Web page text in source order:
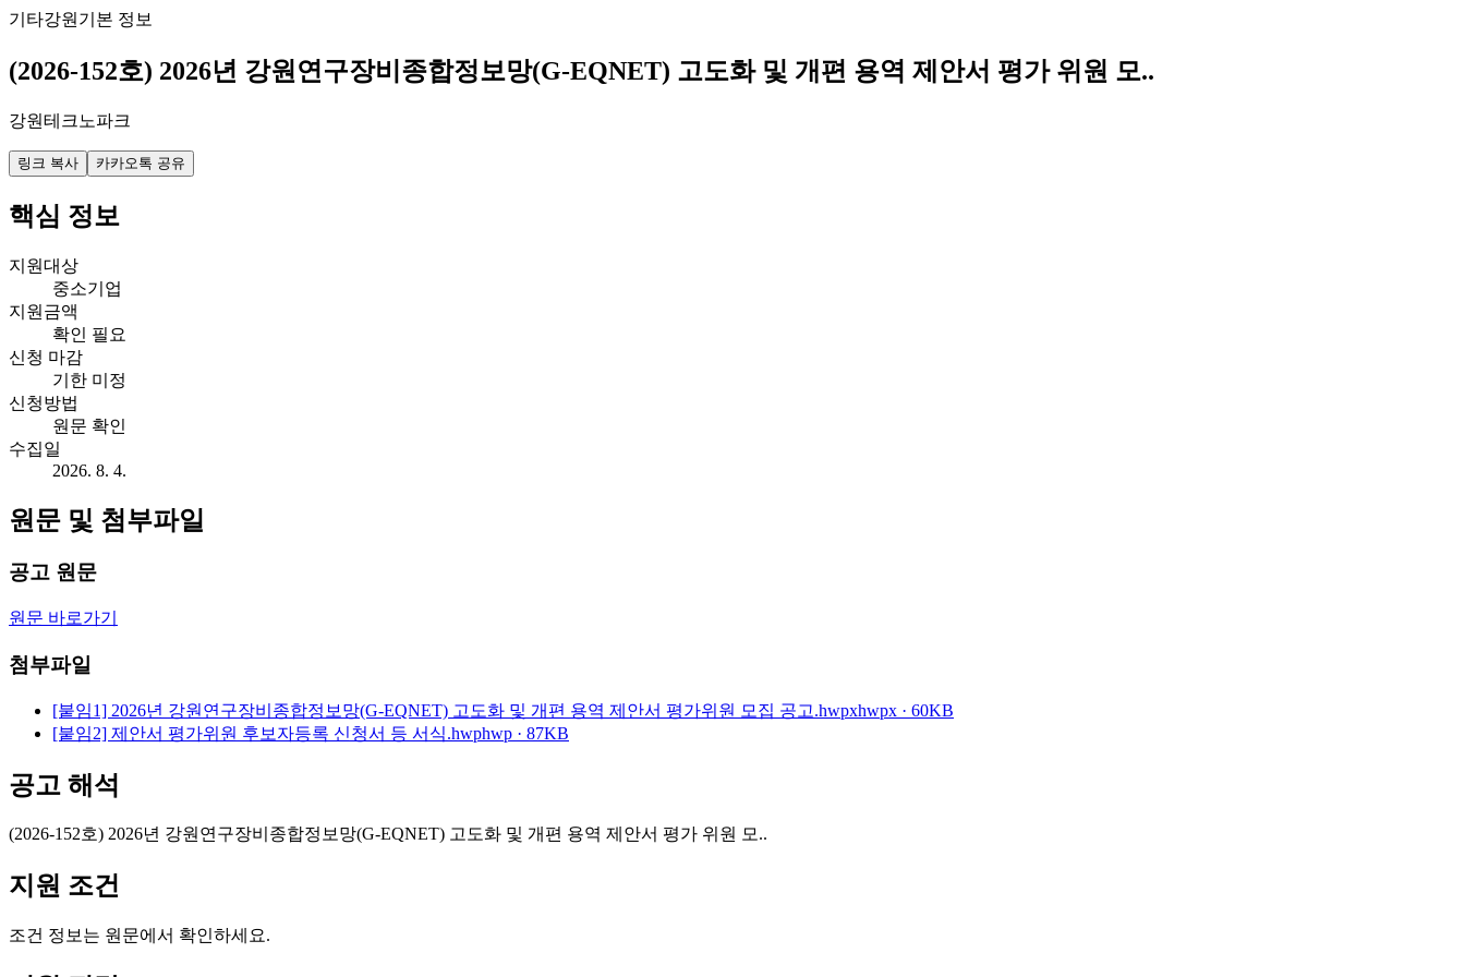
기타강원 기본 정보
(2026-152호) 2026년 강원연구장비종합정보망(G-EQNET) 고도화 및 개편 용역 제안서 평가 위원 모..
강원테크노파크
링크 복사 카카오톡 공유
핵심 정보
지원대상
중소기업
지원금액
확인 필요
신청 마감
기한 미정
신청방법
원문 확인
수집일
2026. 8. 4.
원문 및 첨부파일
공고 원문
원문 바로가기
첨부파일
[붙임1] 2026년 강원연구장비종합정보망(G-EQNET) 고도화 및 개편 용역 제안서 평가위원 모집 공고.hwpxhwpx · 60KB
[붙임2] 제안서 평가위원 후보자등록 신청서 등 서식.hwphwp · 87KB
공고 해석
(2026-152호) 2026년 강원연구장비종합정보망(G-EQNET) 고도화 및 개편 용역 제안서 평가 위원 모..
지원 조건
조건 정보는 원문에서 확인하세요.